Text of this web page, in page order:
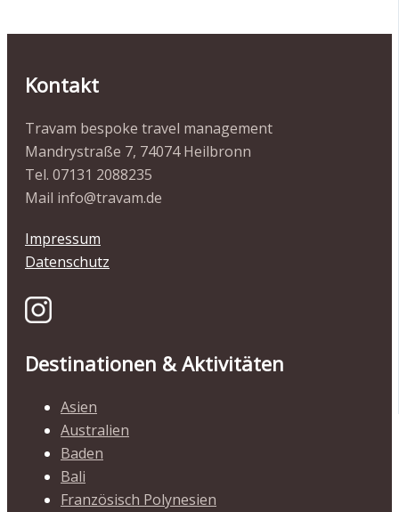
Kontakt
Travam bespoke travel management
Mandrystraße 7, 74074 Heilbronn
Tel. 07131 2088235
Mail info@travam.de
Impressum
Datenschutz
Destinationen & Aktivitäten
Asien
Australien
Baden
Bali
Französisch Polynesien